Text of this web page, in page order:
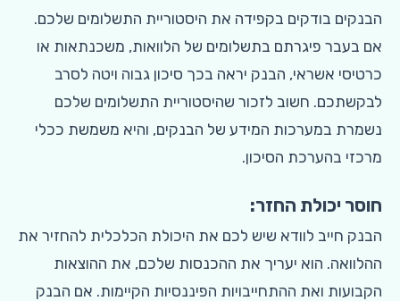
הבנקים בודקים בקפידה את היסטוריית התשלומים שלכם.
אם בעבר פיגרתם בתשלומים של הלוואות, משכנתאות או
כרטיסי אשראי, הבנק יראה בכך סיכון גבוה ויטה לסרב
לבקשתכם. חשוב לזכור שהיסטוריית התשלומים שלכם
נשמרת במערכות המידע של הבנקים, והיא משמשת ככלי
מרכזי בהערכת הסיכון.
חוסר יכולת החזר:
הבנק חייב לוודא שיש לכם את היכולת הכלכלית להחזיר את
ההלוואה. הוא יעריך את ההכנסות שלכם, את ההוצאות
הקבועות ואת ההתחייבויות הפיננסיות הקיימות. אם הבנק